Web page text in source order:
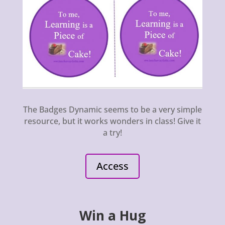
The Badges Dynamic seems to be a very simple
resource, but it works wonders in class! Give it
a try!
Access
Win a Hug